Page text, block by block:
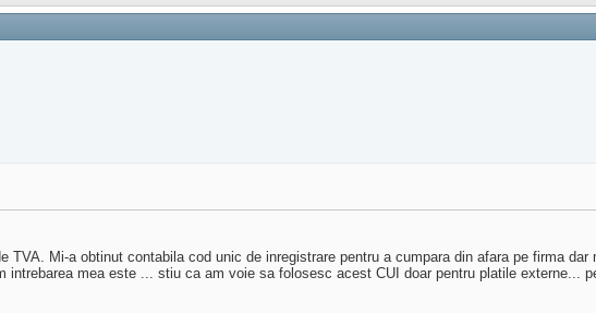
TVA. Mi-a obtinut contabila cod unic de inregistrare pentru a cumpara din afara pe firma
intrebarea mea este ... stiu ca am voie sa folosesc acest CUI doar pentru platile externe...